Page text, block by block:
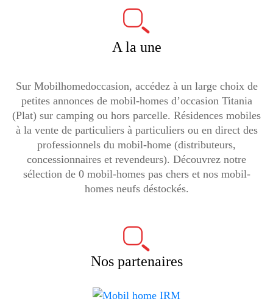
A la une
Sur Mobilhomedoccasion, accédez à un large choix de
petites annonces de mobil-homes d’occasion Titania
(Plat) sur camping ou hors parcelle. Résidences mobiles
à la vente de particuliers à particuliers ou en direct des
professionnels du mobil-home (distributeurs,
concessionnaires et revendeurs). Découvrez notre
sélection de 0 mobil-homes pas chers et nos mobil-
homes neufs déstockés.
Nos partenaires